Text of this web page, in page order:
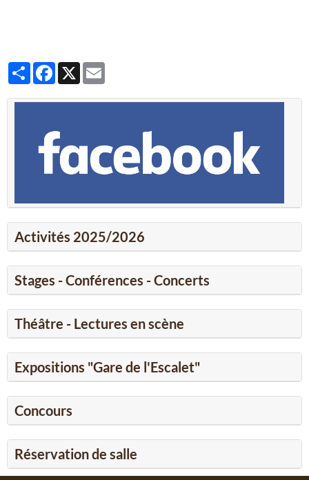
PartagerFacebook
X
Activités 2025/2026
Stages - Conférences - Concerts
Théâtre - Lectures en scène
Expositions "Gare de l'Escalet"
Concours
Réservation de salle